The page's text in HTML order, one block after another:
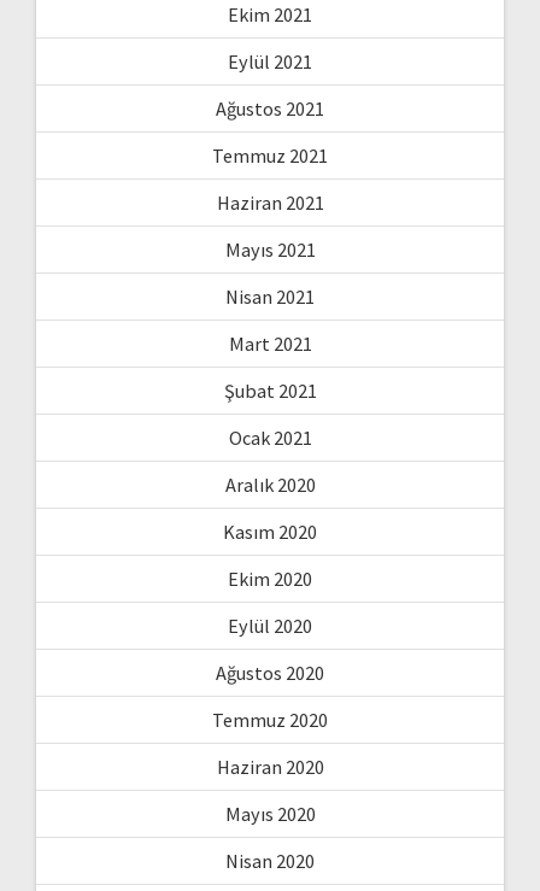
Ekim 2021
Eylül 2021
Ağustos 2021
Temmuz 2021
Haziran 2021
Mayıs 2021
Nisan 2021
Mart 2021
Şubat 2021
Ocak 2021
Aralık 2020
Kasım 2020
Ekim 2020
Eylül 2020
Ağustos 2020
Temmuz 2020
Haziran 2020
Mayıs 2020
Nisan 2020